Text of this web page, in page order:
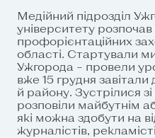
Медійний підрозділ
університету
профорієнтаційних
області. Стартували
Ужгорода – провели
вже 15 грудня завітали
й району. Зустрілися
розповіли майбутнім
які можна здобути на
журналістів,